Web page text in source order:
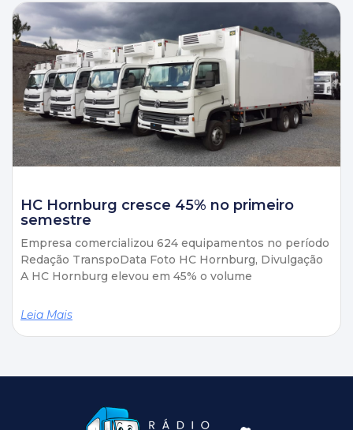
HC Hornburg cresce 45% no primeiro
semestre
Empresa comercializou 624 equipamentos no período
Redação TranspoData Foto HC Hornburg, Divulgação
A HC Hornburg elevou em 45% o volume
Leia Mais